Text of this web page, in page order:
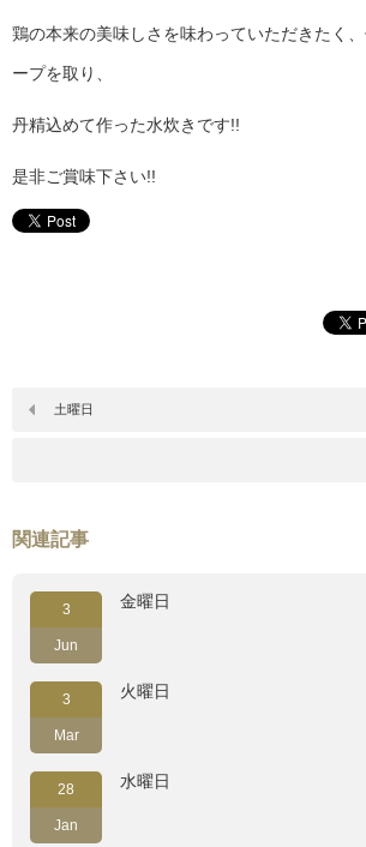
鶏の本来の美味しさを味わっていただきたく
ープを取り、
丹精込めて作った水炊きです!!
是非ご賞味下さい!!
土曜日
関連記事
3
Jun
金曜日
3
Mar
火曜日
28
Jan
水曜日